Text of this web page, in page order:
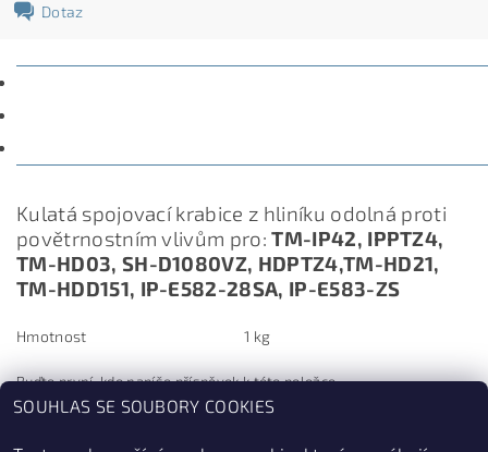
Dotaz
Kulatá spojovací krabice z hliníku odolná proti
povětrnostním vlivům pro:TM-IP42, IPPTZ4,
TM-HD03, SH-D1080VZ, HDPTZ4,TM-HD21,
TM-HDD151, IP-E582-28SA, IP-E583-ZS
Hmotnost 1 kg
Buďte první, kdo napíše příspěvek k této položce.
SOUHLAS SE SOUBORY COOKIES